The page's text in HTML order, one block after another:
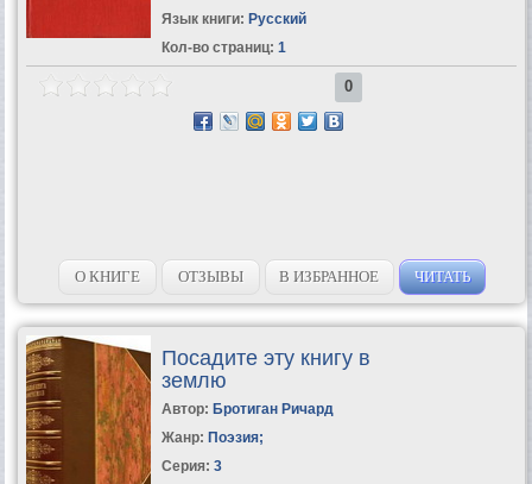
Язык книги: Русский
Кол-во страниц: 1
0
О КНИГЕ ОТЗЫВЫ В ИЗБРАННОЕ ЧИТАТЬ
Посадите эту книгу в
землю
Автор: Бротиган Ричард
Жанр: Поэзия;
Серия: 3